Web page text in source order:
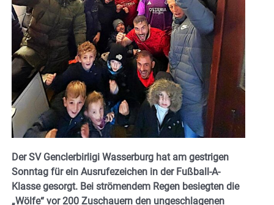
Der SV Genclerbirligi Wasserburg hat am gestrigen
Sonntag für ein Ausrufezeichen in der Fußball-A-
Klasse gesorgt. Bei strömendem Regen besiegten die
„Wölfe“ vor 200 Zuschauern den ungeschlagenen